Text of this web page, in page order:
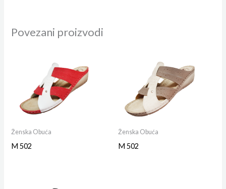
Povezani proizvodi
Ženska Obuća
M 502
Ženska Obuća
M 502